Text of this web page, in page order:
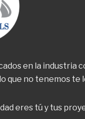
en la industria
que no tenemos te
eres tú y tus